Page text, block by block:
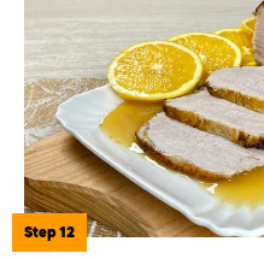
Step 12